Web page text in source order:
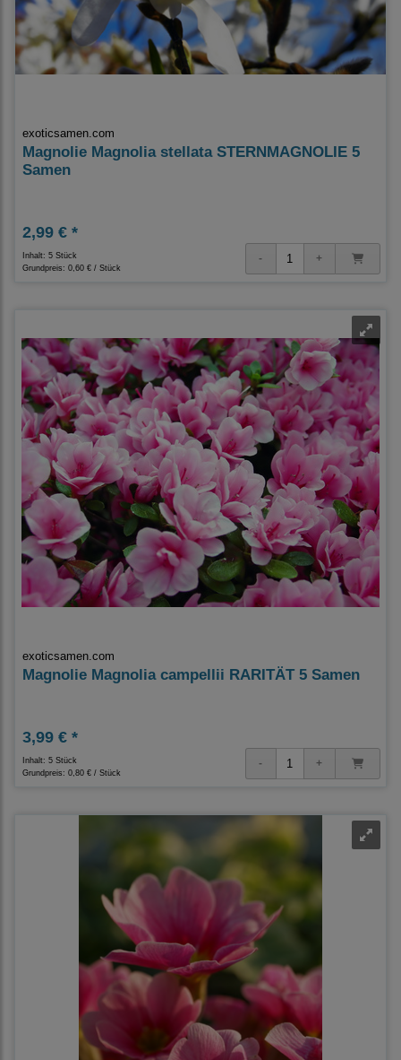
exoticsamen.com
Magnolie Magnolia stellata STERNMAGNOLIE 5
Samen
2,99 € *
Inhalt: 5 Stück
Grundpreis: 0,60 € / Stück
exoticsamen.com
Magnolie Magnolia campellii RARITÄT 5 Samen
3,99 € *
Inhalt: 5 Stück
Grundpreis: 0,80 € / Stück